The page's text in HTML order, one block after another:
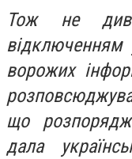
Тож не
відключенням
ворожих
що
дала